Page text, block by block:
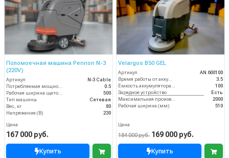
Поломоечная машина Pennon N-3
(220V)
Артикул
N-3 Cable
Потребляемая мощность (кВт)
0.5
Рабочая ширина щеток (мм)
500
Тип машины
Сетевая
Вес, кг
80
Напряжение (В)
230
Цена
167 000 руб.
Купить
Velargos B50 GEL
Артикул
AN 600100
Время работы от аккумуляторов (ч)
3.5
Ёмкость аккумулятора (Ач)
100
Зарядное устройство
Есть
Максимальная производительность (кв.м/час)
2000
Рабочая ширина (мм)
510
Цена
184 000 руб. 169 000 руб.
Купить